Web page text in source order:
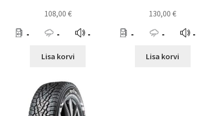
108,00 €
- - -
Lisa korvi
130,00€
- - -
Lisa korvi